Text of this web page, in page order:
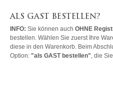
ALS GAST BESTELLEN?
INFO: Sie können auch OHNE
bestellen. Wählen Sie zuerst Ihre
diese in den Warenkorb. Beim
Option: "als GAST bestellen" , die